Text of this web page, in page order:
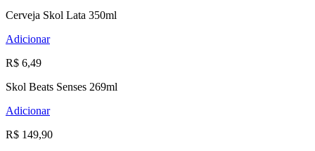
Cerveja Skol Lata 350ml
Adicionar
R$ 6,49
Skol Beats Senses 269ml
Adicionar
R$ 149,90